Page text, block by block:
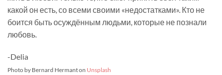
какой он есть, со всеми своими «недостатками». Кто не
боится быть осуждённым людьми, которые не познали
любовь.
-Delia
Photo by Bernard Hermant on Unsplash